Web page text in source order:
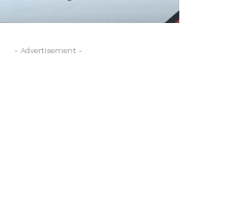
- Advertisement -